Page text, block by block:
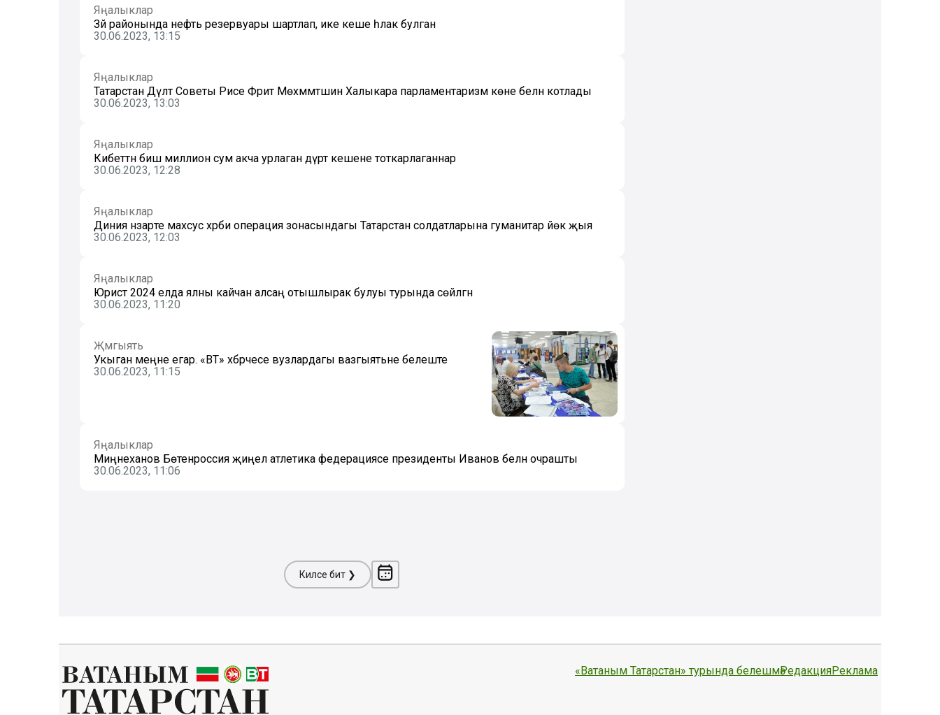
Яңалыклар
Зәй районында нефть резервуары шартлап, ике кеше һәлак булган
30.06.2023, 13:15
Яңалыклар
Татарстан Дәүләт Советы Рәисе Фәрит Мөхәммәтшин Халыкара парламентаризм көне белән котлады
30.06.2023, 13:03
Яңалыклар
Кибеттән биш миллион сум акча урлаган дүрт кешене тоткарлаганнар
30.06.2023, 12:28
Яңалыклар
Диния нәзарәте махсус хәрби операция зонасындагы Татарстан солдатларына гуманитар йөк җыя
30.06.2023, 12:03
Яңалыклар
Юрист 2024 елда ялны кайчан алсаң отышлырак булуы турында сөйләгән
30.06.2023, 11:20
Җәмгыять
Укыган меңне егар. «ВТ» хәбәрчесе вузлардагы вазгыятьне белеште
30.06.2023, 11:15
Яңалыклар
Миңнеханов Бөтенроссия җиңел атлетика федерациясе президенты Иванов белән очрашты
30.06.2023, 11:06
Киләсе бит ❯
«Ватаным Татарстан» турында белешмәРедакцияРеклама